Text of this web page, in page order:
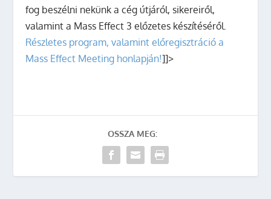
fog beszélni nekünk a cég útjáról, sikereiről,
valamint a Mass Effect 3 előzetes készítéséről.
Részletes program, valamint előregisztráció a
Mass Effect Meeting honlapján!]]>
OSSZA MEG: